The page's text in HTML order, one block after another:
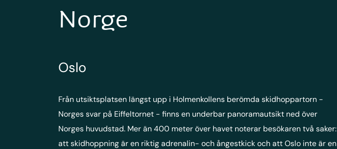
Norge
Oslo
Från utsiktsplatsen längst upp i Holmenkollens berömda skidhoppartorn -
Norges svar på Eiffeltornet - finns en underbar panoramautsikt ned över
Norges huvudstad. Mer än 400 meter över havet noterar besökaren två saker:
att skidhoppning är en riktig adrenalin- och ångestkick och att Oslo inte är en